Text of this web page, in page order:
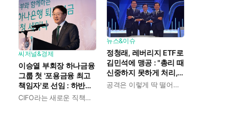
씨저널&경제
이승열 부회장 하나금융
그룹 첫 '포용금융 최고
책임자'로 선임 : 하반기
추진 과제 확립하고 실CIFO라는 새로운 직책이 생겼다
뉴스&이슈
정청래, 레버리지 ETF로
김민석에 맹공 : "총리 때
신중하지 못하게 처리,
사과 한마디 없다"
공격은 이렇게 딱 떨어지게